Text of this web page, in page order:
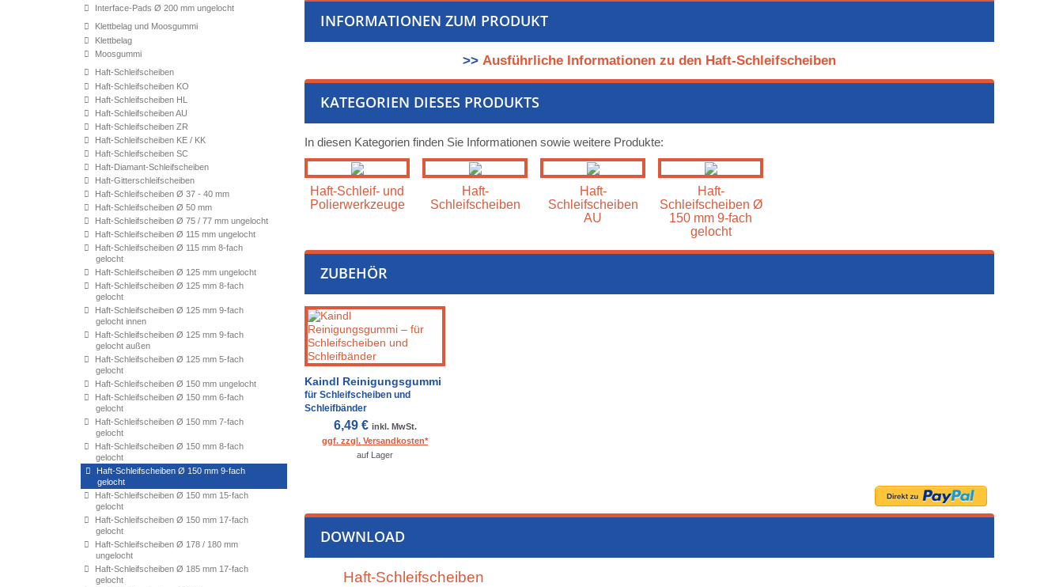
Interface-Pads Ø 200 mm ungelocht
Klettbelag und Moosgummi
Klettbelag
Moosgummi
Haft-Schleifscheiben
Haft-Schleifscheiben KO
Haft-Schleifscheiben HL
Haft-Schleifscheiben AU
Haft-Schleifscheiben ZR
Haft-Schleifscheiben KE / KK
Haft-Schleifscheiben SC
Haft-Diamant-Schleifscheiben
Haft-Gitterschleifscheiben
Haft-Schleifscheiben Ø 37 - 40 mm
Haft-Schleifscheiben Ø 50 mm
Haft-Schleifscheiben Ø 75 / 77 mm ungelocht
Haft-Schleifscheiben Ø 115 mm ungelocht
Haft-Schleifscheiben Ø 115 mm 8-fach
gelocht
Haft-Schleifscheiben Ø 125 mm ungelocht
Haft-Schleifscheiben Ø 125 mm 8-fach
gelocht
Haft-Schleifscheiben Ø 125 mm 9-fach
gelocht innen
Haft-Schleifscheiben Ø 125 mm 9-fach
gelocht außen
Haft-Schleifscheiben Ø 125 mm 5-fach
gelocht
Haft-Schleifscheiben Ø 150 mm ungelocht
Haft-Schleifscheiben Ø 150 mm 6-fach
gelocht
Haft-Schleifscheiben Ø 150 mm 7-fach
gelocht
Haft-Schleifscheiben Ø 150 mm 8-fach
gelocht
Haft-Schleifscheiben Ø 150 mm 9-fach
gelocht
Haft-Schleifscheiben Ø 150 mm 15-fach
gelocht
Haft-Schleifscheiben Ø 150 mm 17-fach
gelocht
Haft-Schleifscheiben Ø 178 / 180 mm
ungelocht
Haft-Schleifscheiben Ø 185 mm 17-fach
gelocht
INFORMATIONEN ZUM PRODUKT
>> Ausführliche Informationen zu den Haft-Schleifscheiben
KATEGORIEN DIESES PRODUKTS
In diesen Kategorien finden Sie Informationen sowie weitere Produkte:
Haft-Schleif- und
Polierwerkzeuge
Haft-
Schleifscheiben
Haft-
Schleifscheiben
AU
Haft-
Schleifscheiben Ø
150 mm 9-fach
gelocht
ZUBEHÖR
Kaindl Reinigungsgummi
für Schleifscheiben und
Schleifbänder
6,49 € inkl. MwSt.
ggf. zzgl. Versandkosten*
auf Lager
DOWNLOAD
Haft-Schleifscheiben